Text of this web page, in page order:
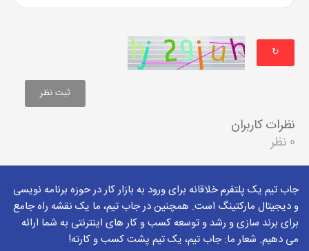
↻
نظرات کاربران
0 نظر
جاب تیم یک پلتفرم خلاقانه برای ورود به بازار کار در حوزه برنامه نویسی
و دیجیتال مارکتینگ است. همچنین در جاب تیم، ما یک نقشه راه جامع
برای برند سازی و رشد و توسعه کسب و کار های اینترنتی به شما ارائه
می دهیم. شعار ما: جاب تیم، یک تیم پشت کسب و کارته!